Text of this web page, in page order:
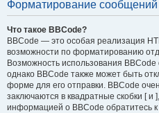
Форматирование
Что такое BBCode?
BBCode — это особая реализация
возможности по форматированию
Возможность использования
однако BBCode также может быть
форме для его отправки. BBCode
заключаются в квадратные скобки [ и
информацией о BBCode обратитесь